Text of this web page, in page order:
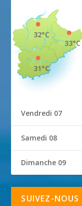
33°C
32°C
31°C
Vendredi 07
Samedi 08
Dimanche 09
SUIVEZ-NOUS